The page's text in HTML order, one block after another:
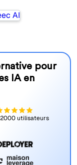
pour
IA en
utilisateurs